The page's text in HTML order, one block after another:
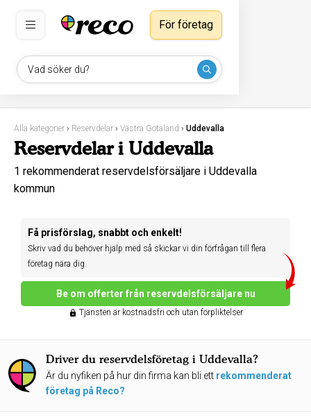
Vad söker du?
För företag
Alla kategorier › Reservdelar › Västra Götaland › Uddevalla
Reservdelar i Uddevalla
1 rekommenderat reservdelsförsäljare i Uddevalla
kommun
Få prisförslag, snabbt och enkelt!
Skriv vad du behöver hjälp med så skickar vi din förfrågan till flera
företag nära dig.
Be om offerter från reservdelsförsäljare nu
Tjänsten är kostnadsfri och utan förpliktelser
Driver du reservdelsföretag i Uddevalla?
Är du nyfiken på hur din firma kan bli ett rekommenderat
företag på Reco?